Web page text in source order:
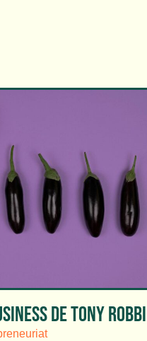
DE TONY